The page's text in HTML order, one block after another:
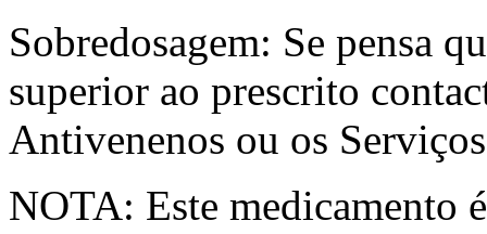
Sobredosagem: Se pensa
superior ao prescrito
Antivenenos ou os
NOTA: Este medicamento